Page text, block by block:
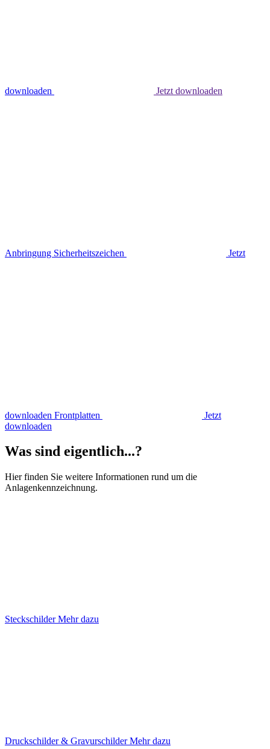
downloaden Jetzt downloaden
Anbringung Sicherheitszeichen Jetzt
downloaden Frontplatten
Jetzt
downloaden
Was sind eigentlich...?
Hier finden Sie weitere Informationen rund um die
Anlagenkennzeichnung.
SteckschilderMehr dazu
Druckschilder & GravurschilderMehr dazu